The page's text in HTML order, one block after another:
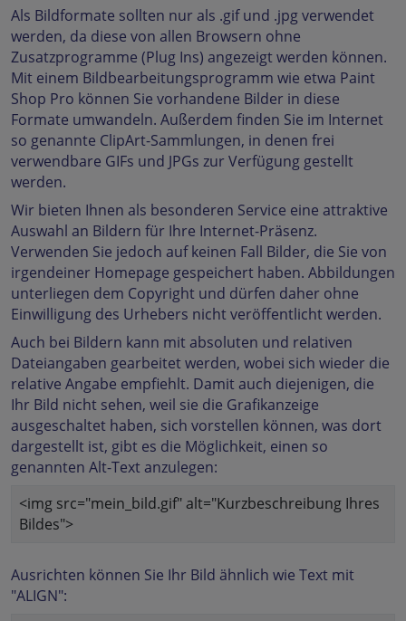
Als Bildformate sollten nur als .gif und .jpg verwendet
werden, da diese von allen Browsern ohne
Zusatzprogramme (Plug Ins) angezeigt werden können.
Mit einem Bildbearbeitungsprogramm wie etwa Paint
Shop Pro können Sie vorhandene Bilder in diese
Formate umwandeln. Außerdem finden Sie im Internet
so genannte ClipArt-Sammlungen, in denen frei
verwendbare GIFs und JPGs zur Verfügung gestellt
werden.
Wir bieten Ihnen als besonderen Service eine attraktive
Auswahl an Bildern für Ihre Internet-Präsenz.
Verwenden Sie jedoch auf keinen Fall Bilder, die Sie von
irgendeiner Homepage gespeichert haben. Abbildungen
unterliegen dem Copyright und dürfen daher ohne
Einwilligung des Urhebers nicht veröffentlicht werden.
Auch bei Bildern kann mit absoluten und relativen
Dateiangaben gearbeitet werden, wobei sich wieder die
relative Angabe empfiehlt. Damit auch diejenigen, die
Ihr Bild nicht sehen, weil sie die Grafikanzeige
ausgeschaltet haben, sich vorstellen können, was dort
dargestellt ist, gibt es die Möglichkeit, einen so
genannten Alt-Text anzulegen:
<img src="mein_bild.gif" alt="Kurzbeschreibung Ihres
Bildes">
Ausrichten können Sie Ihr Bild ähnlich wie Text mit
"ALIGN":